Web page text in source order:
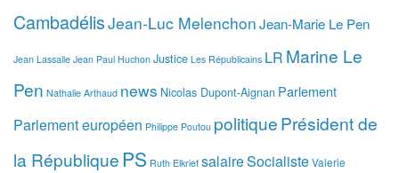
CambadélisJean-Luc MelenchonJean-Marie Le Pen
Jean Lassalle Jean Paul Huchon Justice Les Républicains LR Marine Le
Pen Nathalie Arthaud news Nicolas Dupont-Aignan Parlement
Parlement européen Philippe Poutou politiquePrésident de
la République PS Ruth Elkrief salaireSocialisteValerie